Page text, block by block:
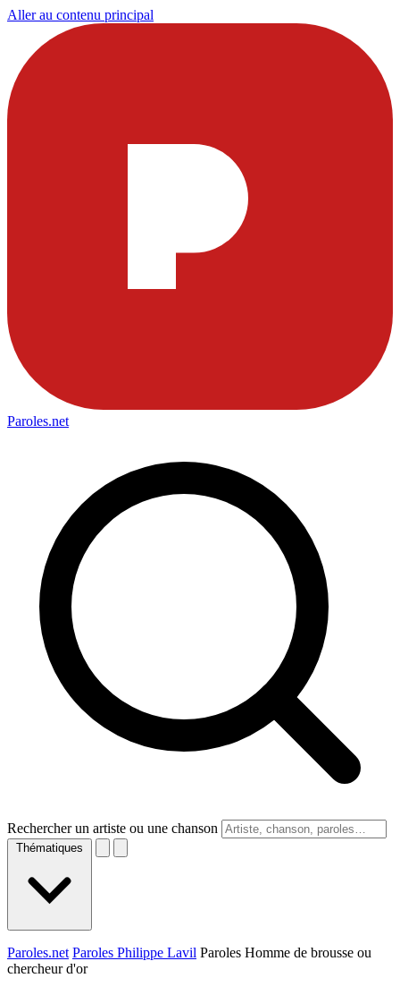
Aller au contenu principal
Paroles.net
Rechercher un artiste ou une chanson
Thématiques
Paroles.net Paroles Philippe Lavil Paroles Homme de brousse ou
chercheur d'or